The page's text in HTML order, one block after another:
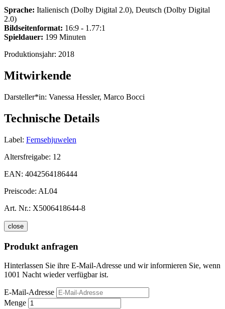
Sprache: Italienisch (Dolby Digital 2.0), Deutsch (Dolby Digital
2.0)
Bildseitenformat: 16:9 - 1.77:1
Spieldauer: 199 Minuten
Produktionsjahr: 2018
Mitwirkende
Darsteller*in: Vanessa Hessler, Marco Bocci
Technische Details
Label: Fernsehjuwelen
Altersfreigabe: 12
EAN: 4042564186444
Preiscode: AL04
Art. Nr.: X5006418644-8
close
Produkt anfragen
Hinterlassen Sie ihre E-Mail-Adresse und wir informieren Sie, wenn
1001 Nacht wieder verfügbar ist.
E-Mail-Adresse
Menge